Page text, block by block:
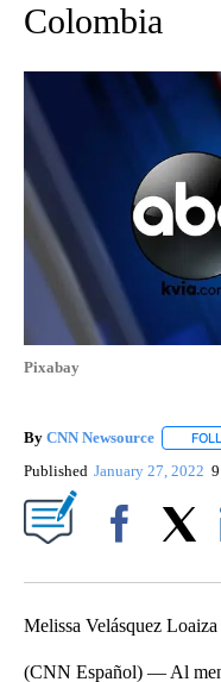
Colombia
Pixabay
By CNN Newsource
Published January 27, 2022
Melissa Velásquez Loaiza
(CNN Español) — Al